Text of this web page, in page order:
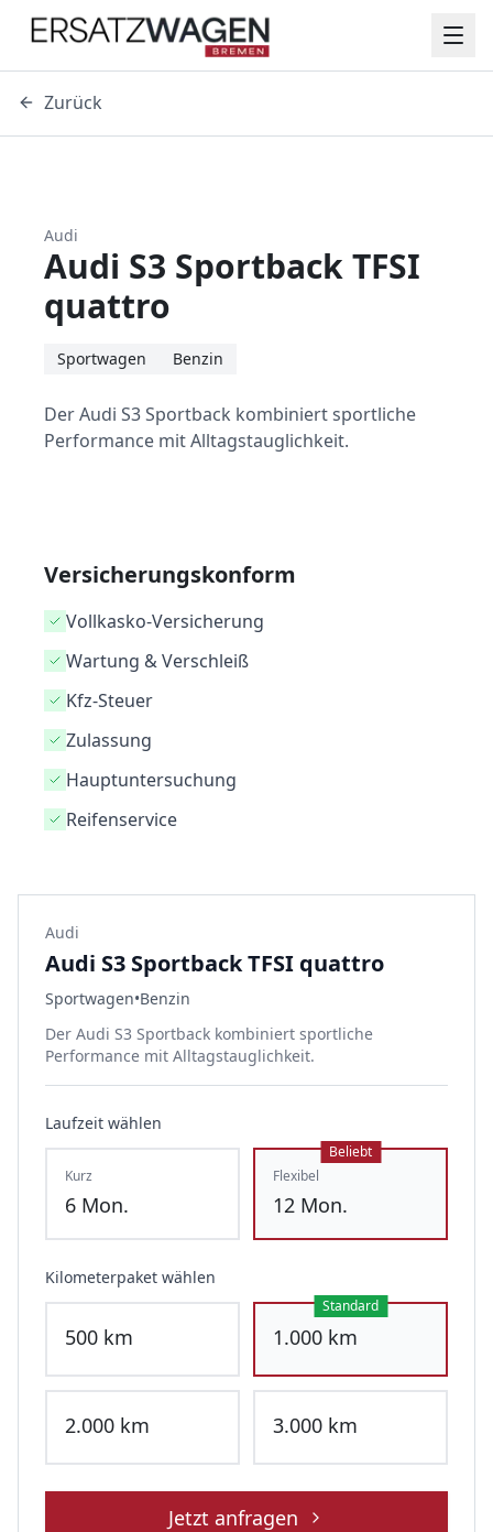
Zurück
Audi
Audi S3 Sportback TFSI
quattro
Sportwagen Benzin
Der Audi S3 Sportback kombiniert sportliche
Performance mit Alltagstauglichkeit.
Versicherungskonform
Vollkasko-Versicherung
Wartung & Verschleiß
Kfz-Steuer
Zulassung
Hauptuntersuchung
Reifenservice
Audi
Audi S3 Sportback TFSI quattro
Sportwagen•Benzin
Der Audi S3 Sportback kombiniert sportliche
Performance mit Alltagstauglichkeit.
Laufzeit wählen
Kurz
6 Mon.
Beliebt
Flexibel
12 Mon.
Kilometerpaket wählen
500 km
Standard
1.000 km
2.000 km 3.000 km
Jetzt anfragen